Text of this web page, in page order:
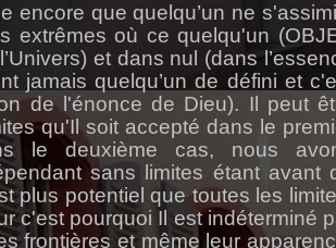
encore que quelqu’un ne
extrêmes où ce quelqu'un
et dans nul (dans
jamais quelqu’un de défini et
de l'énonce de Dieu). Il peut
qu'Il soit accepté dans le
le deuxième cas, nous
sans limites étant avant
plus potentiel que toutes les
c'est pourquoi Il est indéterminé
frontières et même leur